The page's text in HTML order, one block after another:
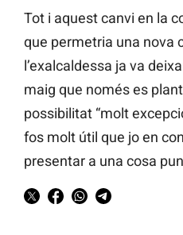
Tot i aquest canvi en la
que permetria una nova
l’exalcaldessa ja va
maig que només es
possibilitat “molt
fos molt útil que jo en
presentar a una cosa